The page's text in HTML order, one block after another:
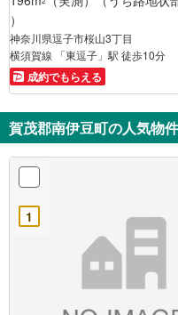
）
神奈川県逗子市桜山3丁目
横須賀線 「東逗子」駅 徒歩10分
成約でもらえる
賀茂郡南伊豆町の人気物
1